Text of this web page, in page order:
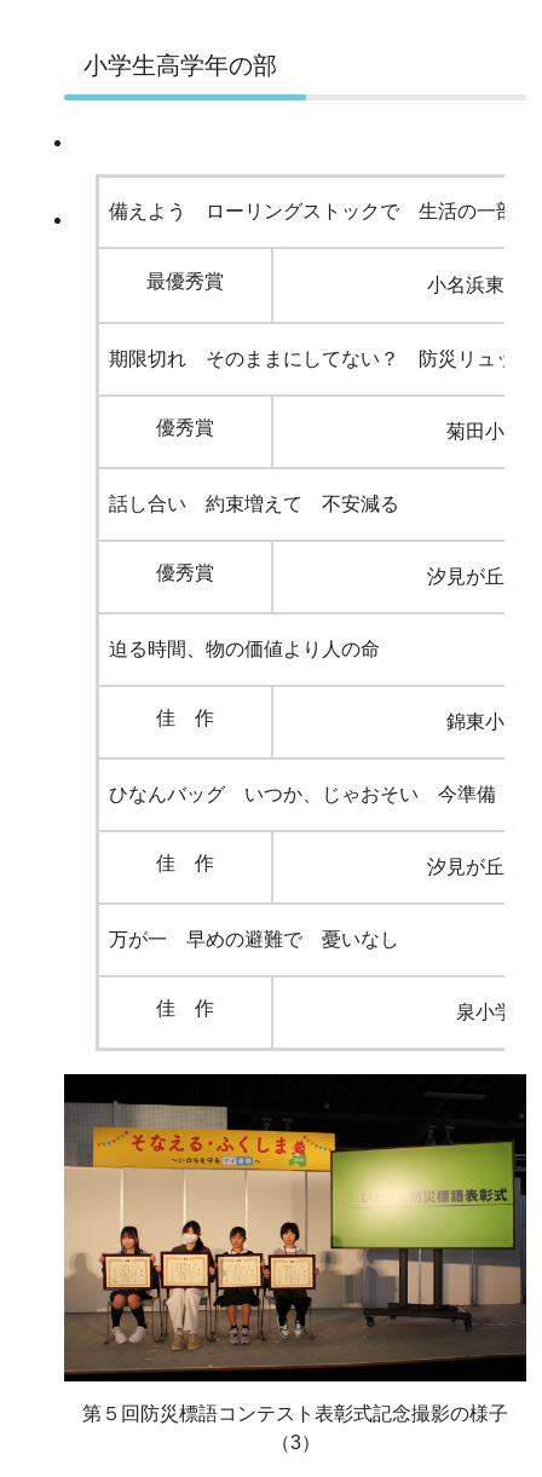
小学生高学年の部
備えよう ローリングストックで 生活の一部に
最優秀賞 小名浜東小
期限切れ そのままにしてない？ 防災リュック
優秀賞 菊田小学校
話し合い 約束増えて 不安減る
優秀賞 汐見が丘小
迫る時間、物の価値より人の命
佳 作 錦東小学校
ひなんバッグ いつか、じゃおそい 今準備
佳 作 汐見が丘小
万が一 早めの避難で 憂いなし
佳 作 泉小学校
第５回防災標語コンテスト表彰式記念撮影の様子
（3）